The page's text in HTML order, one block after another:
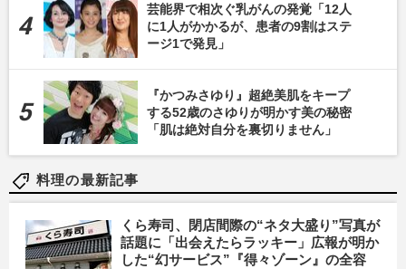
芸能界で相次ぐ乳がんの発覚「12人
に1人がかかるが、患者の9割はステ
ージ1で発見」
『かつみさゆり』超絶美肌をキープ
する52歳のさゆりが明かす美の秘密
「肌は絶対自分を裏切りません」
料理の最新記事
くら寿司、閉店間際の“ネタ大盛り”写真が
話題に「出会えたらラッキー」広報が明か
した“幻サービス”『得々ゾーン』の全容